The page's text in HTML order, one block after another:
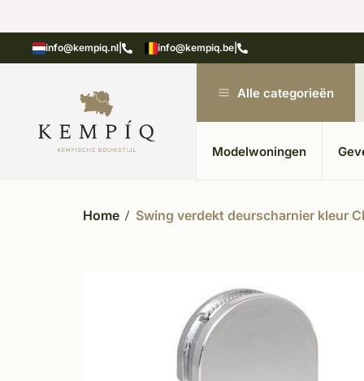
info@kempiq.nl info@kempiq.be
in kempische bouwstijl Meer dan 20 jaar
Alle categorieën
Modelwoningen
Home Swing verdekt deurscharnier kleur